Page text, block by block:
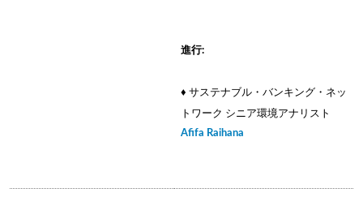
進行:
♦ サステナブル・バンキング・ネッ
トワーク シニア環境アナリスト
Afifa Raihana